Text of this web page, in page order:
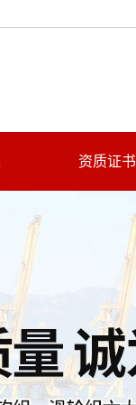
资质证书